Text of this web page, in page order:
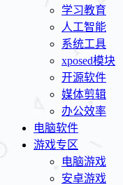
学习教育
人工智能
系统工具
xposed模块
开源软件
媒体剪辑
办公效率
电脑软件
游戏专区
电脑游戏
安卓游戏